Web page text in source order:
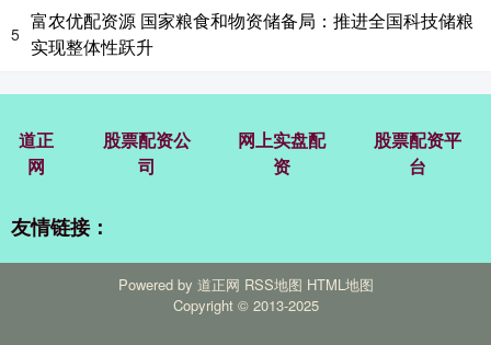
5
富农优配资源 国家粮食和物资储备局：推进全国科技储粮
实现整体性跃升
道正
网
股票配资公
司
网上实盘配
资
股票配资平
台
友情链接：
Powered by 道正网 RSS地图 HTML地图
Copyright © 2013-2025